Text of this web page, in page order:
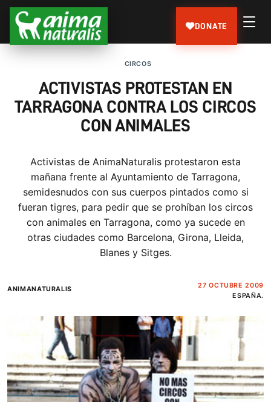
DONATE
CIRCOS
ACTIVISTAS PROTESTAN EN
TARRAGONA CONTRA LOS CIRCOS
CON ANIMALES
Activistas de AnimaNaturalis protestaron esta
mañana frente al Ayuntamiento de Tarragona,
semidesnudos con sus cuerpos pintados como si
fueran tigres, para pedir que se prohíban los circos
con animales en Tarragona, como ya sucede en
otras ciudades como Barcelona, Girona, Lleida,
Blanes y Sitges.
ANIMANATURALIS
27 OCTUBRE 2009
ESPAÑA.